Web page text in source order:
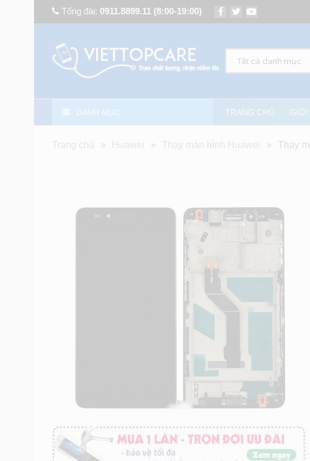
Tổng đài: 0911.8899.11 (8:00-19:00)
Tất cả danh mục
DANH MỤC TRANG CHỦ GIỚI
Trang chủ » Huawei » Thay màn hình Huawei » Thay